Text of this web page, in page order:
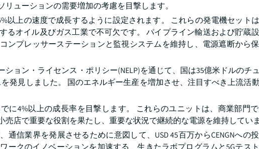
ューションの需要増加の考慮を目撃します。
以上の速度で成長するように設定されます。 これらの発電機セット
るオイル及びガス工業で不可欠です。 パイプライン輸送および貯蔵
ンプレッサーステーションと監視システムを維持し、電源遮断から
ョン・ライセンス・ポリシー(NELP)を通じて、国は35億米ドルのチ
発見しました。 国のエネルギー生産を増加させ、注目すべき上流活
に4%以上の成長率を目撃します。 これらのユニットは、商業部門
店で重要な役割を果たし、重要な状況で継続的な電源を維持していま
通信業界を発展させるために意図して、USD 45百万からCENGNへの
ークのイノベーションを加速する、生きたラボプログラムと5Gテス